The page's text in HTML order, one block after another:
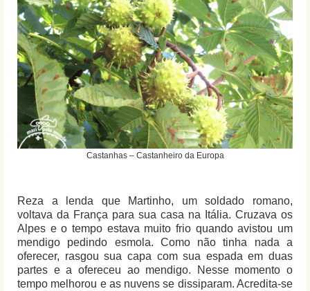
Castanhas – Castanheiro da Europa
Reza a lenda que Martinho, um soldado romano,
voltava da França para sua casa na Itália. Cruzava os
Alpes e o tempo estava muito frio quando avistou um
mendigo pedindo esmola. Como não tinha nada a
oferecer, rasgou sua capa com sua espada em duas
partes e a ofereceu ao mendigo. Nesse momento o
tempo melhorou e as nuvens se dissiparam. Acredita-se